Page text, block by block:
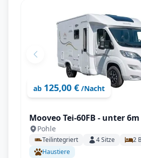
ab 125,00 € /Nacht
Mooveo Tei-60FB - unter 6m
Solar uvm., ideal für 2
Pohle
Teilintegriert 4Sitze 2
Haustiere